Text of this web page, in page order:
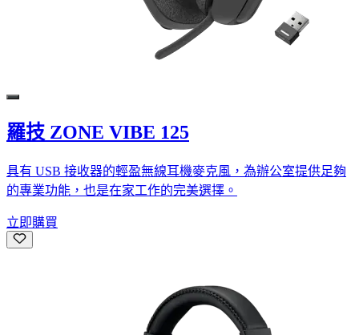
羅技 ZONE VIBE 125
具有 USB 接收器的輕盈無線耳機麥克風，為辦公室提供足夠
的專業功能，也是在家工作的完美選擇。
立即購買